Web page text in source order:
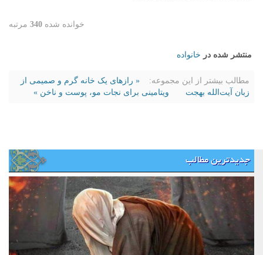
خوانده شده 340 مرتبه
منتشر شده در خانواده
مطالب بیشتر از این مجموعه:
« رازهای یک خانه گرم و صمیمی از
زبان آیت‌الله بهجت
ویتامینی برای نجات مو، پوست و ناخن »
جدیدترین مطالب